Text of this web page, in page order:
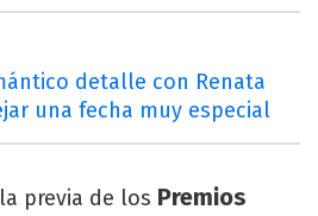
detalle con Renata
una fecha muy especial
previa de los Premios